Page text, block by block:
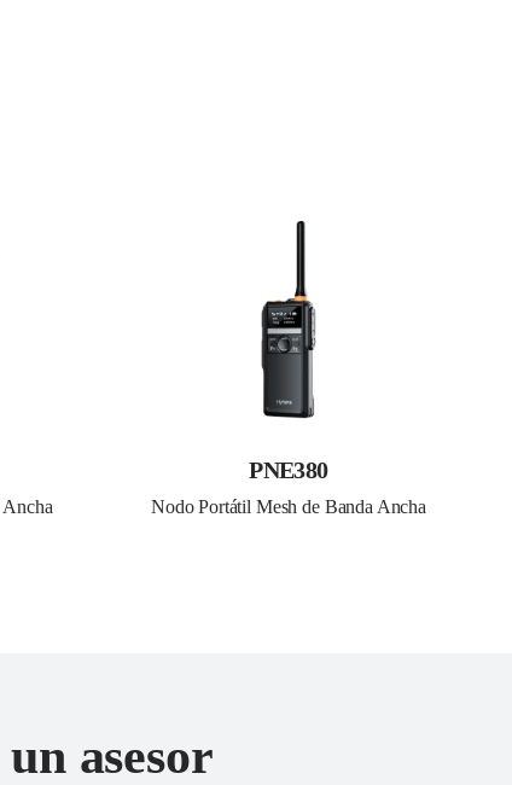
PNE380
Nodo Portátil Mesh de Banda Ancha
asesor